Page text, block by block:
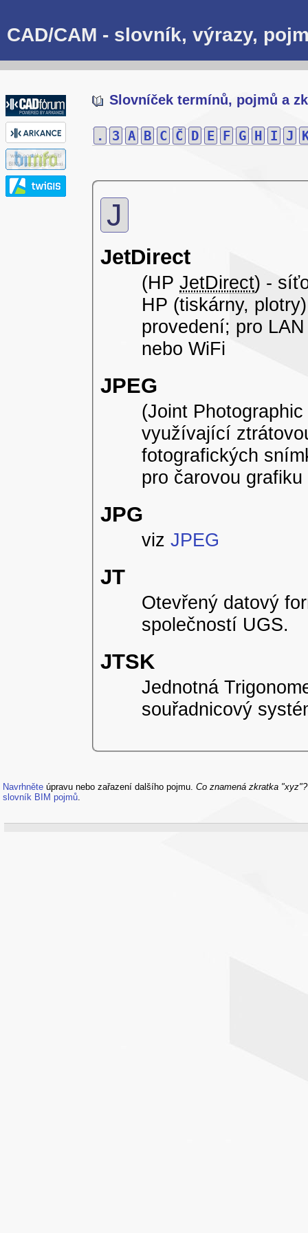
CAD/CAM - slovník, výrazy,
Slovníček termínů, pojmů a
. 3 A B C Č D E F G H I J
J
JetDirect
(HP JetDirect) -
HP (tiskárny,
provedení; pro
nebo WiFi
JPEG
(Joint
využívající
fotografických
pro čarovou
JPG
viz JPEG
JT
Otevřený datový
společností UGS.
JTSK
Jednotná
souřadnicový
Navrhněte úpravu nebo zařazení dalšího pojmu. Co znamená zkratka
slovník BIM pojmů